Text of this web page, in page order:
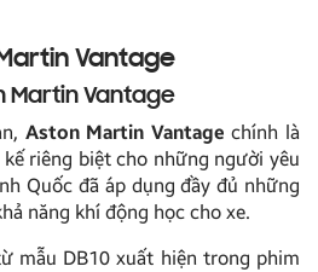
Vantage
Martin Vantage
Aston Martin Vantage chính là
riêng biệt cho những người yêu
Quốc đã áp dụng đầy đủ những
năng khí động học cho xe.
mẫu DB10 xuất hiện trong phim